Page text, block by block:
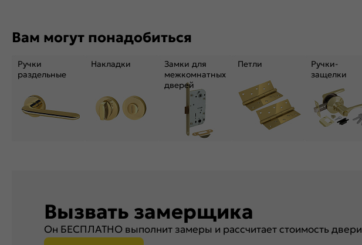
Вам могут понадобиться
Ручки
раздельные
Накладки
Замки для
межкомнатных
дверей
Петли
Ручки-
защелки
Вызвать замерщика
Он БЕСПЛАТНО выполнит замеры и рассчитает стоимость двери